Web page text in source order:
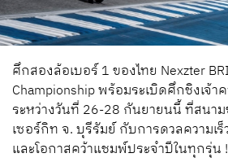
ศึกสองล้อเบอร์ 1 ของไทย Nexzter
Championship พร้อมระเบิดศึกชิงเจ้า
ระหว่างวันที่ 26-28 กันยายนนี้ ที่สนา
เซอร์กิท จ. บุรีรัมย์ กับการดวลความเ
และโอกาสคว้าแชมพ์ประจำปีในทุกรุ่น !